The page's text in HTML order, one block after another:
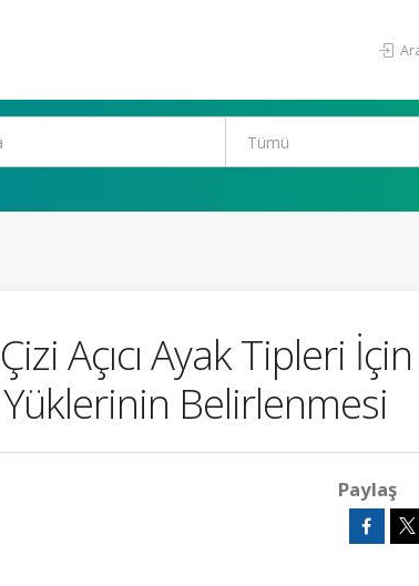
Açıcı Ayak Tipleri İçin
Yüklerinin Belirlenmesi
Paylaş